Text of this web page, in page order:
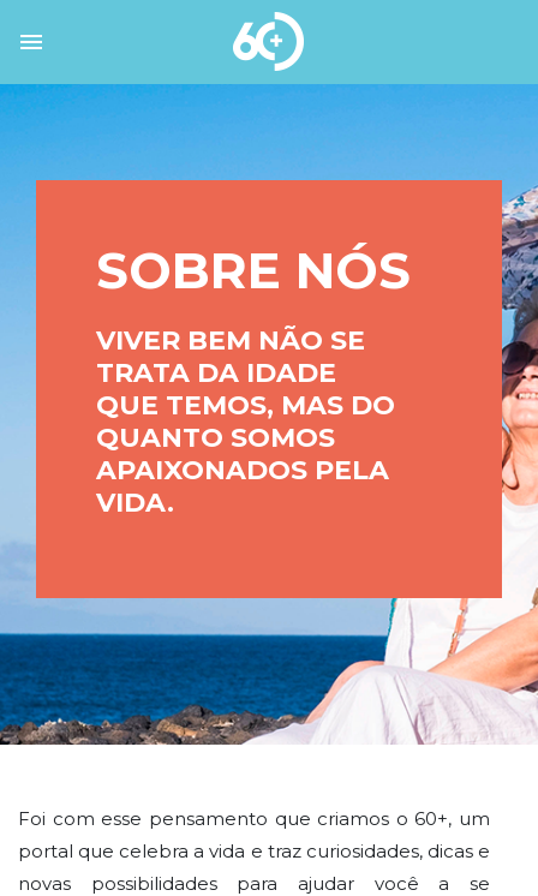
SOBRE NÓS
VIVER BEM NÃO SE
TRATA DA IDADE
QUE TEMOS, MAS DO
QUANTO SOMOS
APAIXONADOS PELA
VIDA.
Foi com esse pensamento que criamos o 60+, um
portal que celebra a vida e traz curiosidades, dicas e
novas possibilidades para ajudar você a se